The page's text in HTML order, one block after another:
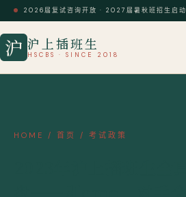
2026届复试咨询开放 · 2027届暑秋班招生启动
沪 沪上插班生
HSCBS · SINCE 2018
HOME / 首页 / 考试政策